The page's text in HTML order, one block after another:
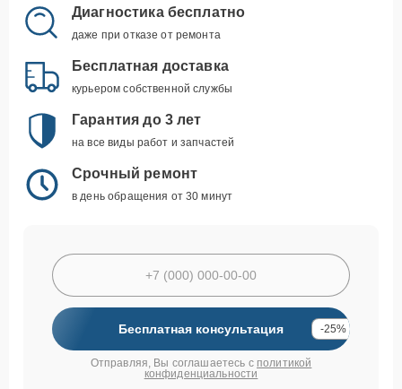
Диагностика бесплатно
даже при отказе от ремонта
Бесплатная доставка
курьером собственной службы
Гарантия до 3 лет
на все виды работ и запчастей
Срочный ремонт
в день обращения от 30 минут
Бесплатная консультация -25%
Отправляя, Вы соглашаетесь с политикой
конфиденциальности